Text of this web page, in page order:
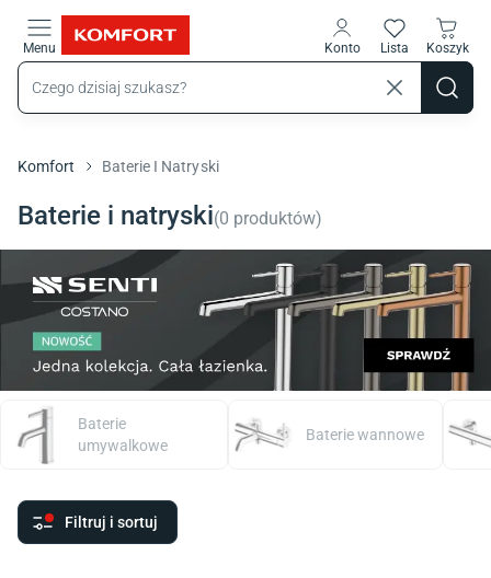
Menu Konto Lista Koszyk
Komfort Baterie I Natryski
Baterie i natryski(0 produktów)
Baterie
umywalkowe
Baterie wannowe
Filtruj i sortuj